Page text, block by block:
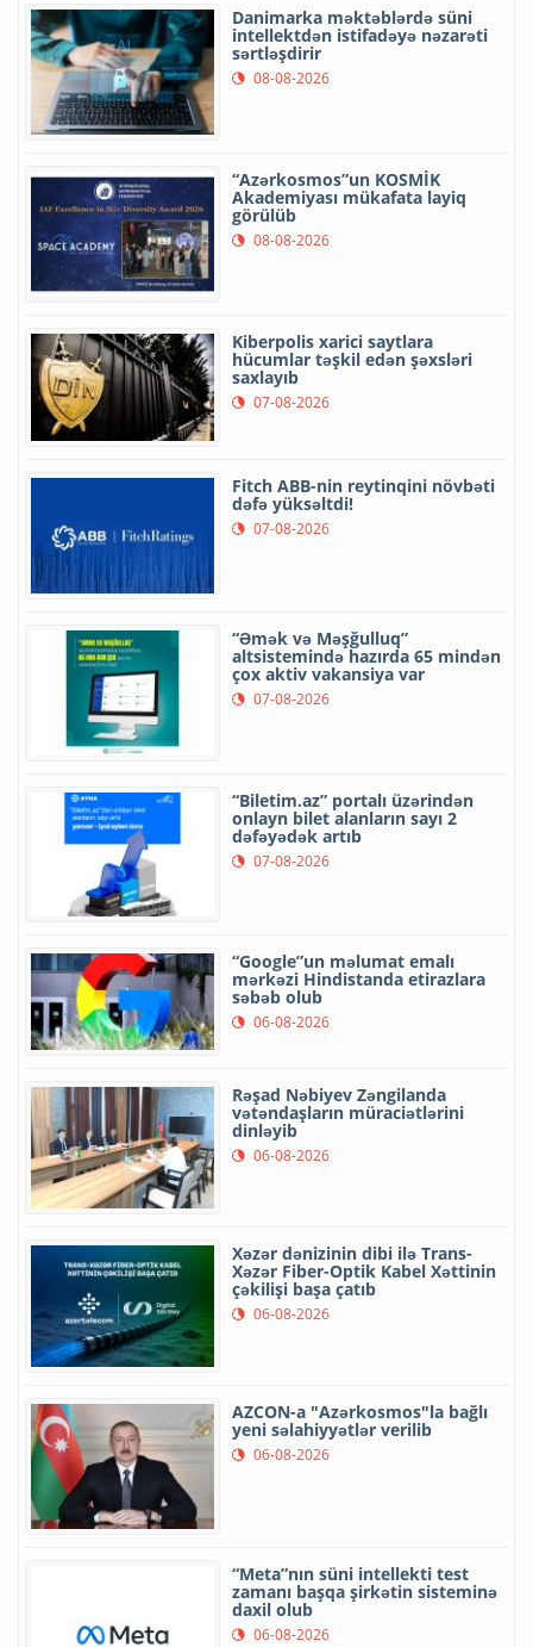
Danimarka məktəblərdə süni
intellektdən istifadəyə nəzarəti
sərtləşdirir
08-08-2026
“Azərkosmos”un KOSMİK
Akademiyası mükafata layiq
görülüb
08-08-2026
Kiberpolis xarici saytlara
hücumlar təşkil edən şəxsləri
saxlayıb
07-08-2026
Fitch ABB-nin reytinqini növbəti
dəfə yüksəltdi!
07-08-2026
“Əmək və Məşğulluq”
altsistemində hazırda 65 mindən
çox aktiv vakansiya var
07-08-2026
“Biletim.az” portalı üzərindən
onlayn bilet alanların sayı 2
dəfəyədək artıb
07-08-2026
“Google”un məlumat emalı
mərkəzi Hindistanda etirazlara
səbəb olub
06-08-2026
Rəşad Nəbiyev Zəngilanda
vətəndaşların müraciətlərini
dinləyib
06-08-2026
Xəzər dənizinin dibi ilə Trans-
Xəzər Fiber-Optik Kabel Xəttinin
çəkilişi başa çatıb
06-08-2026
AZCON-a "Azərkosmos"la bağlı
yeni səlahiyyətlər verilib
06-08-2026
“Meta”nın süni intellekti test
zamanı başqa şirkətin sisteminə
daxil olub
06-08-2026